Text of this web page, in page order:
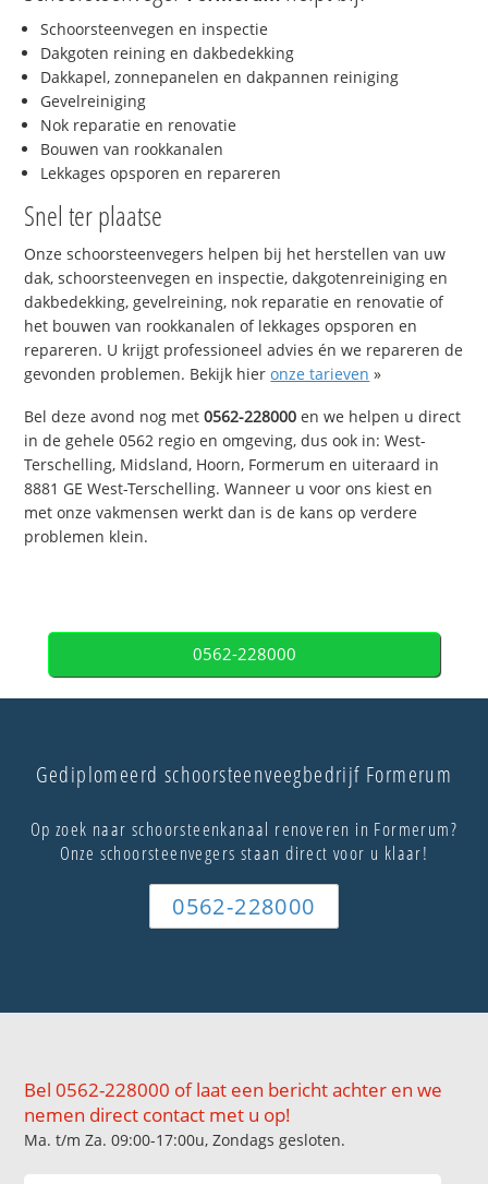
Schoorsteenvegen en inspectie
Dakgoten reining en dakbedekking
Dakkapel, zonnepanelen en dakpannen reiniging
Gevelreiniging
Nok reparatie en renovatie
Bouwen van rookkanalen
Lekkages opsporen en repareren
Snel ter plaatse
Onze schoorsteenvegers helpen bij het herstellen van uw
dak, schoorsteenvegen en inspectie, dakgotenreiniging en
dakbedekking, gevelreining, nok reparatie en renovatie of
het bouwen van rookkanalen of lekkages opsporen en
repareren. U krijgt professioneel advies én we repareren de
gevonden problemen. Bekijk hieronze tarieven »
Bel deze avond nog met0562-228000 en we helpen u direct
in de gehele 0562 regio en omgeving, dus ook in: West-
Terschelling, Midsland, Hoorn, Formerum en uiteraard in
8881 GE West-Terschelling. Wanneer u voor ons kiest en
met onze vakmensen werkt dan is de kans op verdere
problemen klein.
0562-228000
Gediplomeerd schoorsteenveegbedrijf Formerum
Op zoek naar schoorsteenkanaal renoveren in Formerum?
Onze schoorsteenvegers staan direct voor u klaar!
0562-228000
Bel 0562-228000 of laat een bericht achter en we
nemen direct contact met u op!
Ma. t/m Za. 09:00-17:00u, Zondags gesloten.